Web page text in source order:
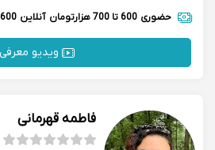
حضوری 600 تا 700 هزارتومان آنلاین 600 تا 700 هزارتومان
ویدیو معرفی
فاطمه قهرمانی